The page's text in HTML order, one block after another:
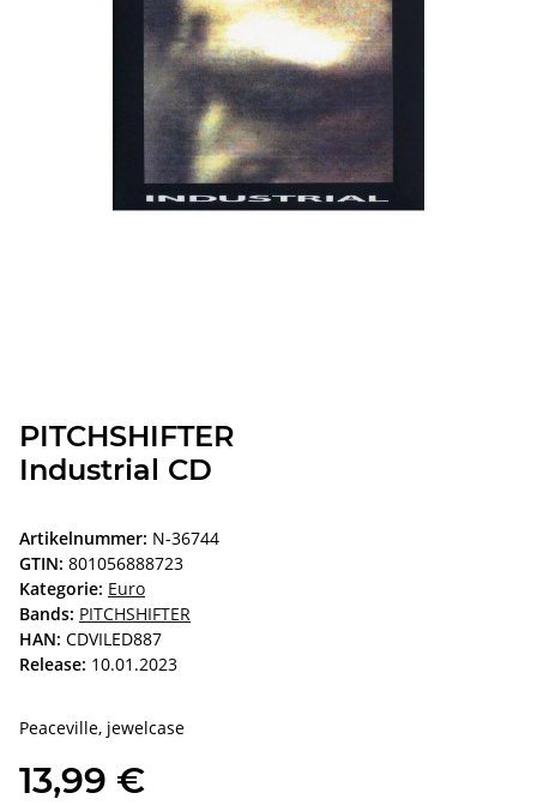
PITCHSHIFTER
Industrial CD
Artikelnummer: N-36744
GTIN: 801056888723
Kategorie: Euro
Bands: PITCHSHIFTER
HAN: CDVILED887
Release: 10.01.2023
Peaceville, jewelcase
13,99 €